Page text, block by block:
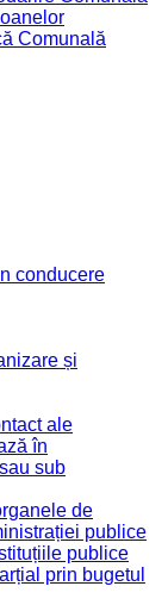
Comunală
conducere
și
ale
în
sub
de
publice
publice
prin bugetul